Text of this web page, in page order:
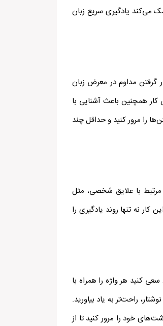
می‌کند یادگیری سریع زبان
گرفتن مداوم در معرض زبان
همچنین باعث آشنایی با
را مرور کنید و حداقل چند
مرتبط با علایق شخصی، مثل
نه تنها روند یادگیری را
کنید هر واژه را همراه با
راحت‌تر به یاد بیاورید.
خود را مرور کنید تا از